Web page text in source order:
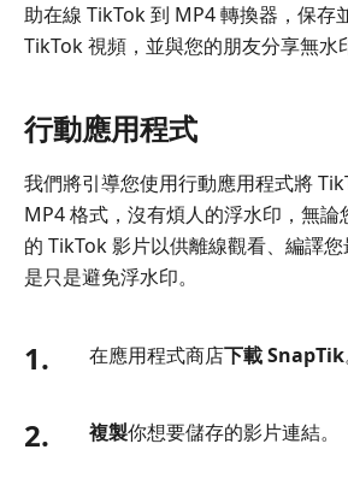
助在線 TikTok 到 MP4 轉換器，保存
TikTok 視頻，並與您的朋友分享無水
行動應用程式
我們將引導您使用行動應用程式將
MP4 格式，沒有煩人的浮水印，無論
的 TikTok 影片以供離線觀看、編譯
是只是避免浮水印。
1. 在應用程式商店下載 SnapTik
2. 複製你想要儲存的影片連結。